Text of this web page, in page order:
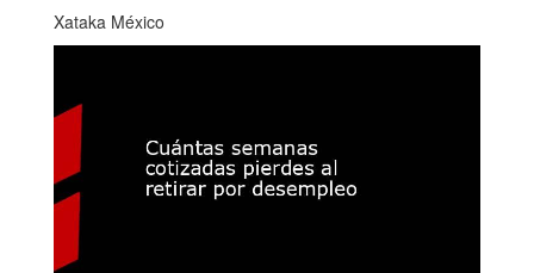
Xataka México